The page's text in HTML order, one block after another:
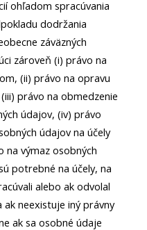
ohľadom spracúvania
dodržania
záväzných
zároveň (i) právo na
(ii) právo na opravu
právo na obmedzenie
údajov, (iv) právo
údajov na účely
na výmaz osobných
potrebné na účely, na
alebo ak odvolal
ak neexistuje iný právny
ak sa osobné údaje